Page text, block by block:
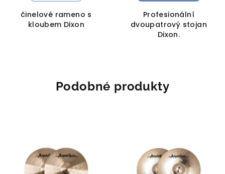
činelové rameno s
kloubem Dixon
Profesionální
dvoupatrový stojan
Dixon.
Podobné produkty